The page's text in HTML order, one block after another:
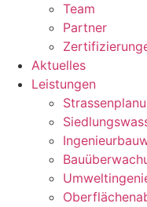
Team
Partner
Aktuelles
Leistungen